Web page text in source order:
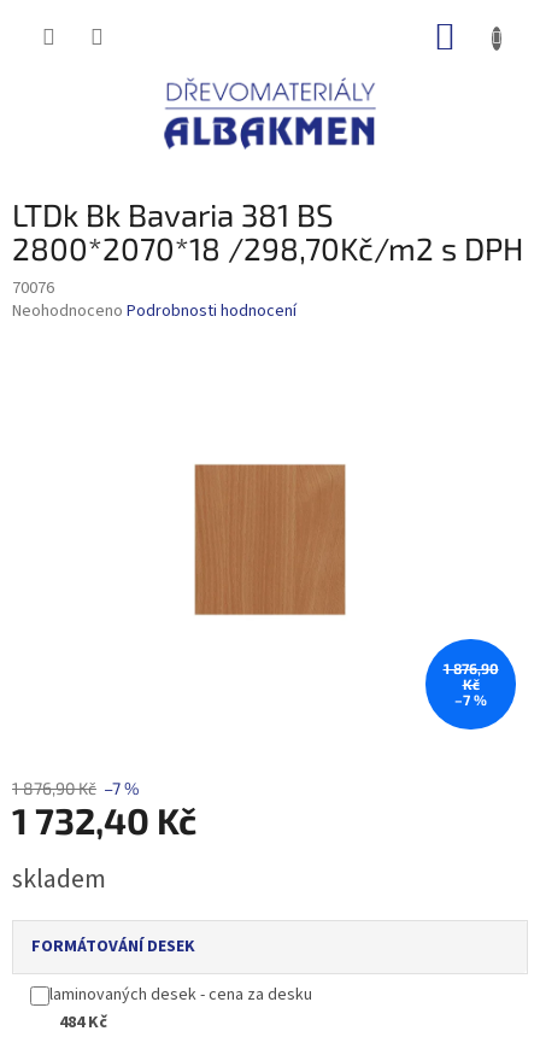
LTDk Bk Bavaria 381 BS
2800*2070*18 /298,70Kč/m2 s DPH
70076
Průměrné
Neohodnoceno Podrobnosti hodnocení
1 876,90
Kč
–7 %
1 876,90 Kč –7 %
1 732,40 Kč
cena:
skladem
FORMÁTOVÁNÍ DESEK
laminovaných desek - cena za desku
484 Kč